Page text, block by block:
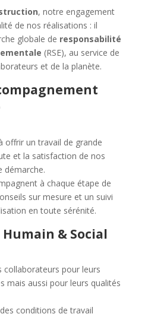
, notre engagement
de nos réalisations : il
globale de responsabilité
(RSE), au service de
et de la planète.
offrir un travail de grande
et la satisfaction de nos
démarche.
à chaque étape de
sur mesure et un suivi
en toute sérénité.
& Social
pour leurs
mais aussi pour leurs qualités
conditions de travail